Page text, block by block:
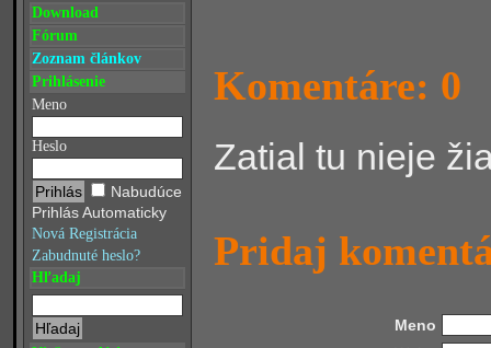
Download
Fórum
Zoznam článkov
Prihlásenie
Meno
Heslo
Nabudúce
Prihlás Automaticky
Nová Registrácia
Zabudnuté heslo?
Hľadaj
Komentáre: 0
Zatial tu nieje
Pridaj
Meno